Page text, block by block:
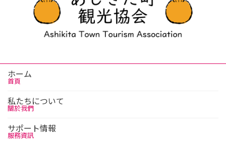
ホーム
首頁
私たちについて
關於我們
サポート情報
服務資訊